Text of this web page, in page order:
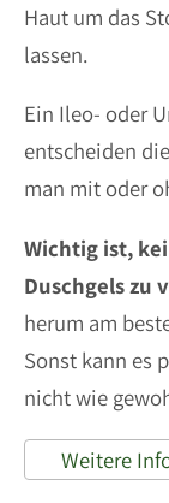
Haut um das
lassen.
Ein Ileo- oder
entscheiden
man mit oder
Wichtig ist,
Duschgels zu
herum am
Sonst kann es
nicht wie
Weitere